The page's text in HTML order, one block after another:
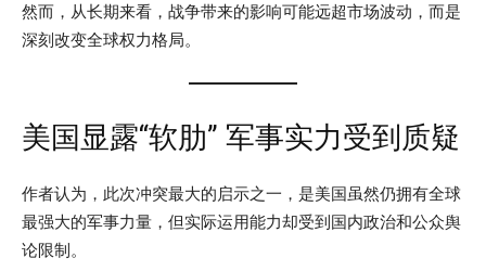
然而，从长期来看，战争带来的影响可能远超市场波动，而是
深刻改变全球权力格局。
美国显露“软肋” 军事实力受到质疑
作者认为，此次冲突最大的启示之一，是美国虽然仍拥有全球
最强大的军事力量，但实际运用能力却受到国内政治和公众舆
论限制。